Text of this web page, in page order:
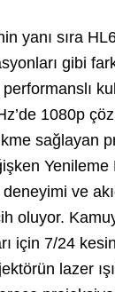
yanı sıra
gibi
1080p
sağlayan
Yenileme
ve
oluyor.
için 7/24
lazer